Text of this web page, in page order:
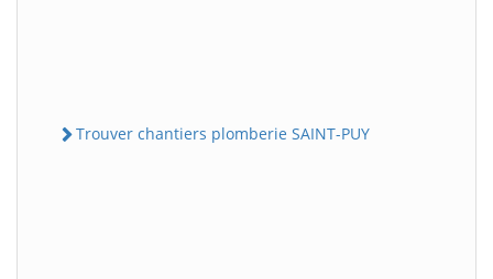
Trouver chantiers plomberie SAINT-PUY